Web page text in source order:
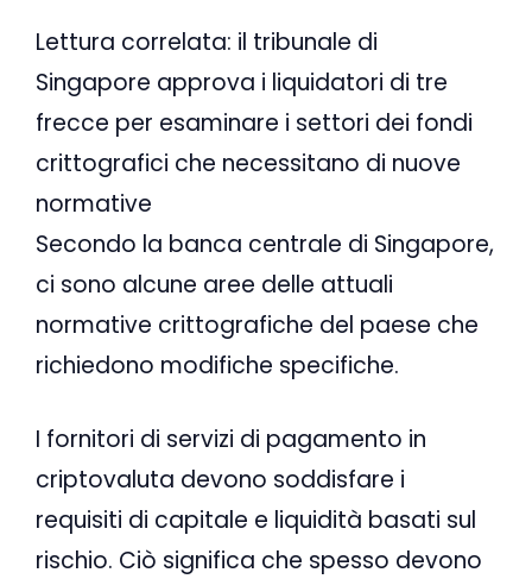
Lettura correlata: il tribunale di
Singapore approva i liquidatori di tre
frecce per esaminare i settori dei fondi
crittografici che necessitano di nuove
normative
Secondo la banca centrale di Singapore,
ci sono alcune aree delle attuali
normative crittografiche del paese che
richiedono modifiche specifiche.
I fornitori di servizi di pagamento in
criptovaluta devono soddisfare i
requisiti di capitale e liquidità basati sul
rischio. Ciò significa che spesso devono